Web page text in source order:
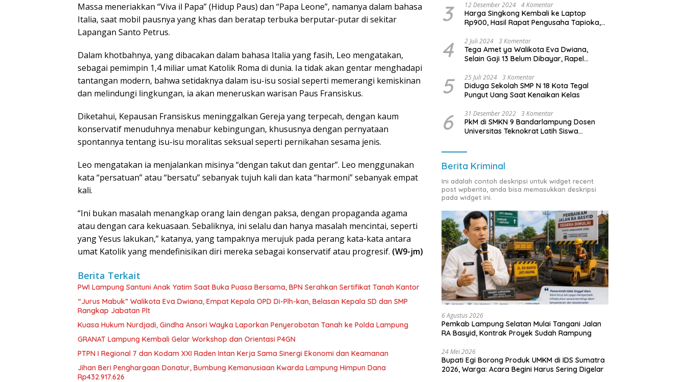
Massa meneriakkan “Viva il Papa” (Hidup Paus) dan “Papa Leone”, namanya dalam bahasa
Italia, saat mobil pausnya yang khas dan beratap terbuka berputar-putar di sekitar
Lapangan Santo Petrus.
Dalam khotbahnya, yang dibacakan dalam bahasa Italia yang fasih, Leo mengatakan,
sebagai pemimpin 1,4 miliar umat Katolik Roma di dunia. Ia tidak akan gentar menghadapi
tantangan modern, bahwa setidaknya dalam isu-isu sosial seperti memerangi kemiskinan
dan melindungi lingkungan, ia akan meneruskan warisan Paus Fransiskus.
Diketahui, Kepausan Fransiskus meninggalkan Gereja yang terpecah, dengan kaum
konservatif menuduhnya menabur kebingungan, khususnya dengan pernyataan
spontannya tentang isu-isu moralitas seksual seperti pernikahan sesama jenis.
Leo mengatakan ia menjalankan misinya “dengan takut dan gentar”. Leo menggunakan
kata “persatuan” atau “bersatu” sebanyak tujuh kali dan kata “harmoni” sebanyak empat
kali.
“Ini bukan masalah menangkap orang lain dengan paksa, dengan propaganda agama
atau dengan cara kekuasaan. Sebaliknya, ini selalu dan hanya masalah mencintai, seperti
yang Yesus lakukan,” katanya, yang tampaknya merujuk pada perang kata-kata antara
umat Katolik yang mendefinisikan diri mereka sebagai konservatif atau progresif. (W9-jm)
Berita Terkait
PWI Lampung Santuni Anak Yatim Saat Buka Puasa Bersama, BPN Serahkan Sertifikat Tanah Kantor
“Jurus Mabuk” Walikota Eva Dwiana, Empat Kepala OPD Di-Plh-kan, Belasan Kepala SD dan SMP
Rangkap Jabatan Plt
Kuasa Hukum Nurdjadi, Gindha Ansori Wayka Laporkan Penyerobotan Tanah ke Polda Lampung
GRANAT Lampung Kembali Gelar Workshop dan Orientasi P4GN
PTPN I Regional 7 dan Kodam XXI Raden Intan Kerja Sama Sinergi Ekonomi dan Keamanan
Jihan Beri Penghargaan Donatur, Bumbung Kemanusiaan Kwarda Lampung Himpun Dana
Rp432.917.626
3 12 Desember 2024 4 Komentar
Harga Singkong Kembali ke Laptop
Rp900, Hasil Rapat Pengusaha Tapioka,
Lampung
4 2 Juli 2024 3 Komentar
Tega Amet ya Walikota Eva Dwiana,
Selain Gaji 13 Belum Dibayar, Rapel
Dibayar
5 25 Juli 2024 3 Komentar
Diduga Sekolah SMP N 18 Kota Tegal
Pungut Uang Saat Kenaikan Kelas
6 31 Desember 2022 3 Komentar
PkM di SMKN 9 Bandarlampung Dosen
Universitas Teknokrat Latih Siswa
Berita Kriminal
Ini adalah contoh deskripsi untuk widget recent
post wpberita, anda bisa memasukkan deskripsi
pada widget ini.
6 Agustus 2026
Pemkab Lampung Selatan Mulai Tangani Jalan
RA Basyid, Kontrak Proyek Sudah Rampung
24 Mei 2026
Bupati Egi Borong Produk UMKM di IDS Sumatra
2026, Warga: Acara Begini Harus Sering Digelar